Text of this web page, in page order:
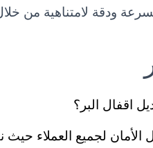
ودقة لامتناهية من
اقفال البر؟
لجميع العملاء حيث